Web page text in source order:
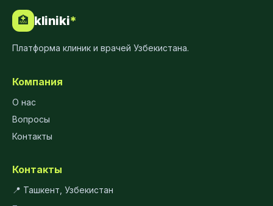
🏥 kliniki*
Платформа клиник и врачей Узбекистана.
Компания
О нас
Вопросы
Контакты
Контакты
📍 Ташкент, Узбекистан